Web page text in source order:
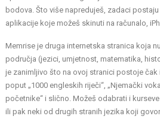
bodova. Što više napreduješ, zadaci
aplikacije koje možeš skinuti na računalo,
Memrise je druga internetska stranica koja
područja (jezici, umjetnost, matematika,
je zanimljivo što na ovoj stranici postoje čak
poput „1000 engleskih riječi“, „Njemački
početnike“ i slično. Možeš odabrati i
ili pak neki od drugih stranih jezika koji